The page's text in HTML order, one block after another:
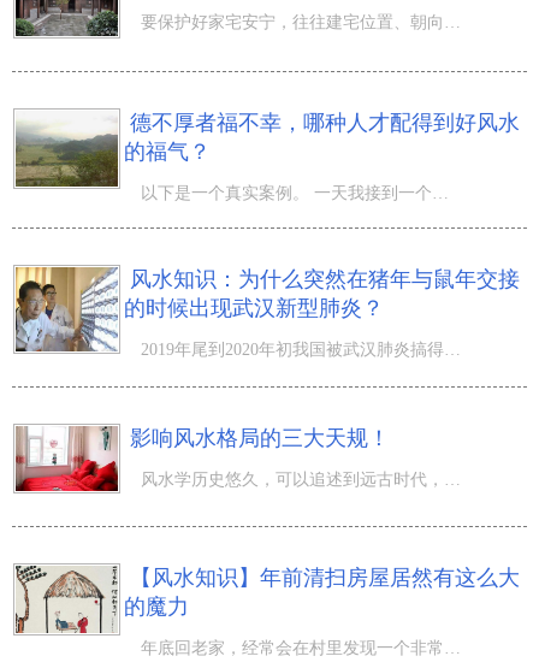
德不厚者福不幸，哪种人才配得到好风水
的福气？
以下是一个真实案例。 一天我接到一个电话：老师，我是钟**的儿子，现在在深圳X区工作，我爸爸听说您在深圳
风水知识：为什么突然在猪年与鼠年交接
的时候出现武汉新型肺炎？
2019年尾到2020年初我国被武汉肺炎搞得人心惶惶，很多城镇被封。为什么会突然在这个时间点发生这样的事情呢
影响风水格局的三大天规！
【风水知识】年前清扫房屋居然有这么大
的魔力